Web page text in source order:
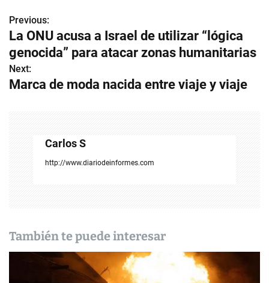
N
a
v
e
n
d
Previous:
La ONU acusa a Israel de utilizar “lógica
genocida” para atacar zonas humanitarias
Next:
Marca de moda nacida entre viaje y viaje
Carlos S
http://www.diariodeinformes.com
También te puede interesar